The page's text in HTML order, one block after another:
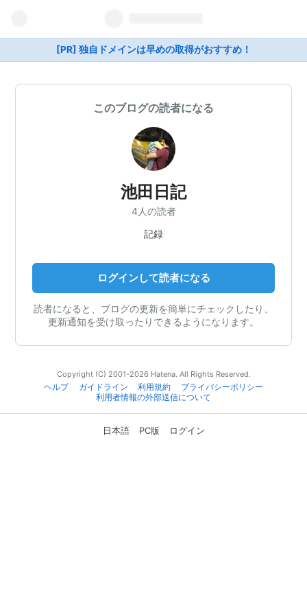
[PR] 独自ドメインは早めの取得がおすすめ！
このブログの読者になる
池田日記
4人の読者
記録
ログインして読者になる
読者になると、ブログの更新を簡単にチェックしたり、
更新通知を受け取ったりできるようになります。
Copyright (C) 2001-2026 Hatena. All Rights Reserved.
ヘルプ
ガイドライン 利用規約
プライバシーポリシー
利用者情報の外部送信について
日本語 PC版 ログイン